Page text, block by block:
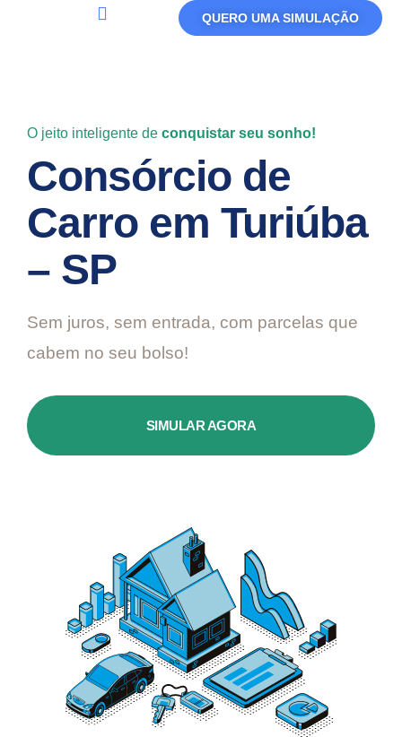
QUERO UMA SIMULAÇÃO
O jeito inteligente de conquistar seu sonho!
Consórcio de
Carro em Turiúba
– SP
Sem juros, sem entrada, com parcelas que
cabem no seu bolso!
SIMULAR AGORA